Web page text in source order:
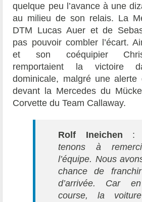
quelque peu l’avance à une
au milieu de son relais. La
DTM Lucas Auer et de
pas pouvoir combler l’écart.
et son coéquipier
remportaient la victoire
dominicale, malgré une
devant la Mercedes du
Corvette du Team Callaway.
Rolf Ineichen
tenons à
l’équipe. Nous
chance de
d’arrivée. Car
course, la